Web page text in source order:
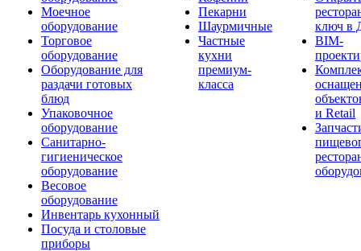
Моечное
оборудование
Торговое
оборудование
Оборудование для
раздачи готовых
блюд
Упаковочное
оборудование
Санитарно-
гигиеническое
оборудование
Весовое
оборудование
Инвентарь кухонный
Посуда и столовые
приборы
Пекарни
Шаурмичные
Частные
кухни
премиум-
класса
ключ в
BIM-
и Retail